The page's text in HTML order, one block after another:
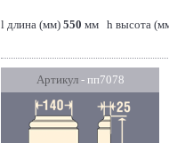
l длина (мм) 550 мм h высота
Артикул- пп7078